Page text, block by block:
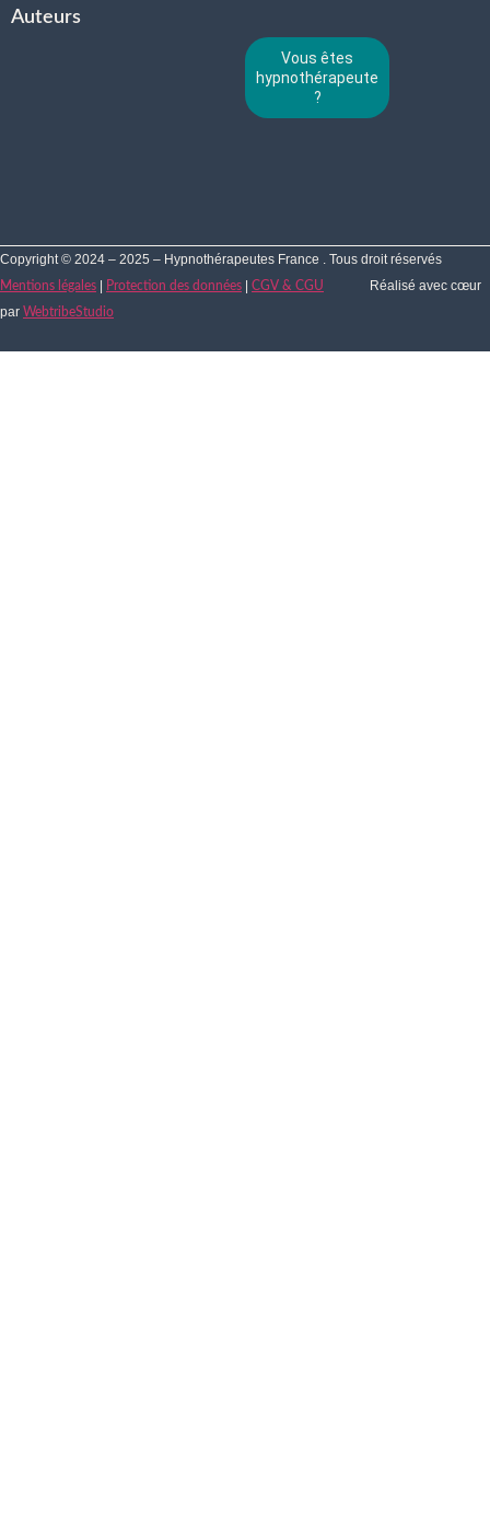
Auteurs
Vous êtes
hypnothérapeute
?
Copyright © 2024 – 2025 – Hypnothérapeutes France . Tous droit réservés
Mentions légales Protection des données CGV & CGU
Réalisé avec cœur
par WebtribeStudio